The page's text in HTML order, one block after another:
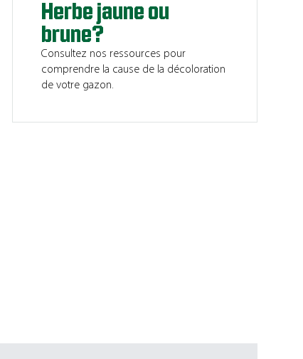
Herbe jaune ou
brune?
Consultez nos ressources pour
comprendre la cause de la décoloration
de votre gazon.